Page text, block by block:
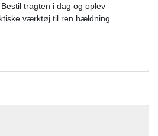
tragten i dag og oplev
værktøj til ren hældning.